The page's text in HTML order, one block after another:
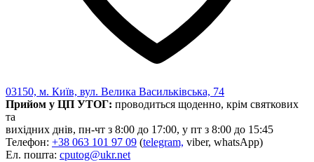
03150, м. Київ, вул. Велика Васильківська, 74
Прийом у ЦП УТОГ: проводиться щоденно, крім святкових
та
вихідних днів, пн-чт з 8:00 до 17:00, у пт з 8:00 до 15:45
Телефон: +38 063 101 97 09 (telegram, viber, whatsApp)
Ел. пошта: cputog@ukr.net